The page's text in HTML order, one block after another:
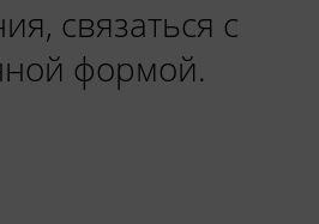
связаться с
формой.